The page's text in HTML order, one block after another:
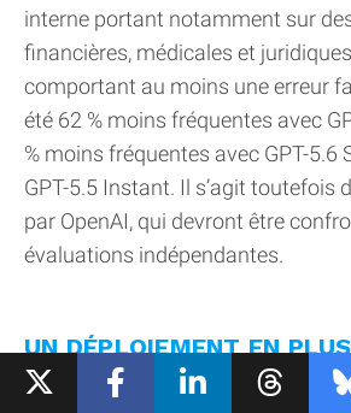
interne portant notamment sur
financières, médicales et
comportant au moins une erreur
été 62 % moins fréquentes avec
% moins fréquentes avec GPT-5.6
GPT-5.5 Instant. Il s’agit toutefois
par OpenAI, qui devront être
évaluations indépendantes.
UN DÉPLOIEMENT EN
ÉTAPES